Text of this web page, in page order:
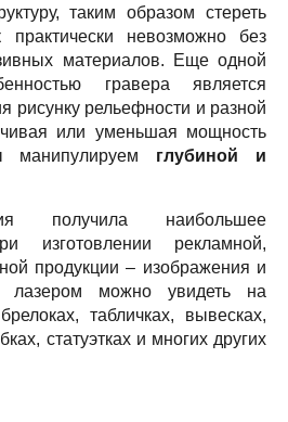
таким образом стереть
практически невозможно без
материалов. Еще одной
гравера является
рисунку рельефности и разной
или уменьшая мощность
манипулируем глубиной и
получила наибольшее
изготовлении рекламной,
продукции – изображения и
лазером можно увидеть на
табличках, вывесках,
статуэтках и многих других